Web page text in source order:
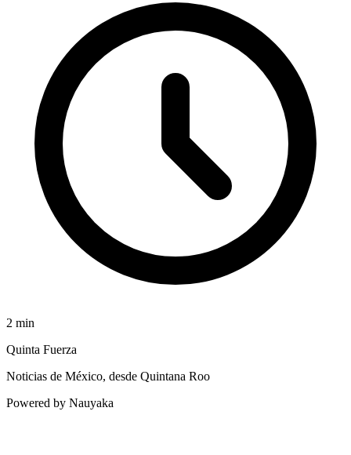
2 min
Quinta Fuerza
Noticias de México, desde Quintana Roo
Powered by Nauyaka